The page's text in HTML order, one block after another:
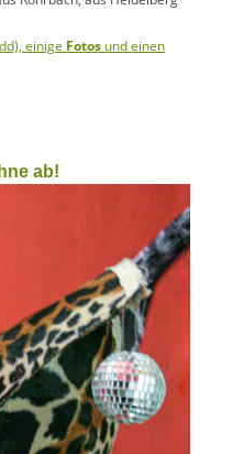
einige Fotos und einen
ab!